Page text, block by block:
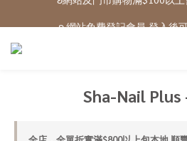
ʚ 網站免費登記會員,登入後
Sha-Nail Plus